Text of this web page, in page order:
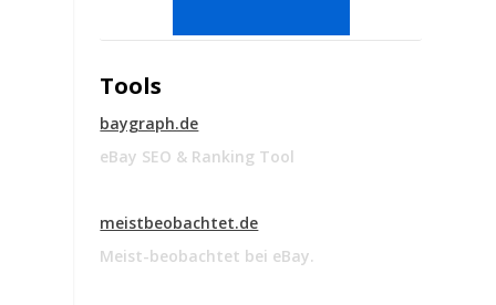
Tools
baygraph.de
eBay SEO & Ranking Tool
meistbeobachtet.de
Meist-beobachtet bei eBay.